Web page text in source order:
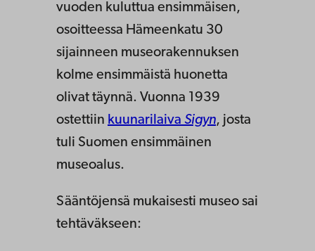
vuoden kuluttua ensimmäisen,
osoitteessa Hämeenkatu 30
sijainneen museorakennuksen
kolme ensimmäistä huonetta
olivat täynnä. Vuonna 1939
ostettiin kuunarilaiva Sigyn, josta
tuli Suomen ensimmäinen
museoalus.
Sääntöjensä mukaisesti museo sai
tehtäväkseen: